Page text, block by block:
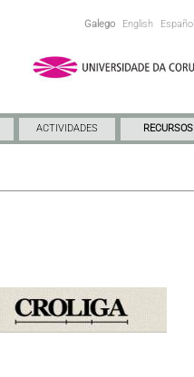
Galego English Español
ACTIVIDADES RECURSOS